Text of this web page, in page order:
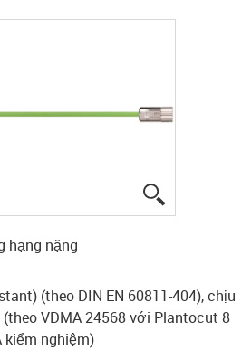
hạng nặng
(theo DIN EN 60811-404), chịu
VDMA 24568 với Plantocut 8
kiểm nghiệm)